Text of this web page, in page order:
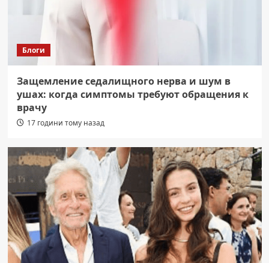
Блоги
Защемление седалищного нерва и шум в
ушах: когда симптомы требуют обращения к
врачу
17 години тому назад